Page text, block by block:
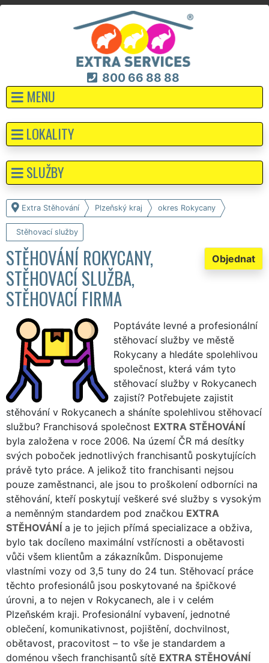
800 66 88 88
MENU
Extra Stěhování Plzeňský kraj okres Rokycany
Stěhovací služby
Objednat
STĚHOVÁNÍ ROKYCANY,
STĚHOVACÍ SLUŽBA,
STĚHOVACÍ FIRMA
Poptáváte levné a profesionální
stěhovací služby ve městě
Rokycany a hledáte spolehlivou
společnost, která vám tyto
stěhovací služby v Rokycanech
zajistí? Potřebujete zajistit
stěhování v Rokycanech a sháníte spolehlivou stěhovací
službu? Franchisová společnost EXTRA STĚHOVÁNÍ
byla založena v roce 2006. Na území ČR má desítky
svých poboček jednotlivých franchisantů poskytujících
právě tyto práce. A jelikož tito franchisanti nejsou
pouze zaměstnanci, ale jsou to proškolení odborníci na
stěhování, kteří poskytují veškeré své služby s vysokým
a neměnným standardem pod značkou EXTRA
STĚHOVÁNÍ a je to jejich přímá specializace a obživa,
bylo tak docíleno maximální vstřícnosti a obětavosti
vůči všem klientům a zákazníkům. Disponujeme
vlastními vozy od 3,5 tuny do 24 tun. Stěhovací práce
těchto profesionálů jsou poskytované na špičkové
úrovni, a to nejen v Rokycanech, ale i v celém
Plzeňském kraji. Profesionální vybavení, jednotné
oblečení, komunikativnost, pojištění, dochvilnost,
obětavost, pracovitost – to vše je standardem a
doménou všech franchisantů sítě EXTRA STĚHOVÁNÍ
LOKALITY
SLUŽBY